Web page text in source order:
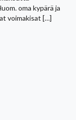
oma kypärä ja
voimakisat […]